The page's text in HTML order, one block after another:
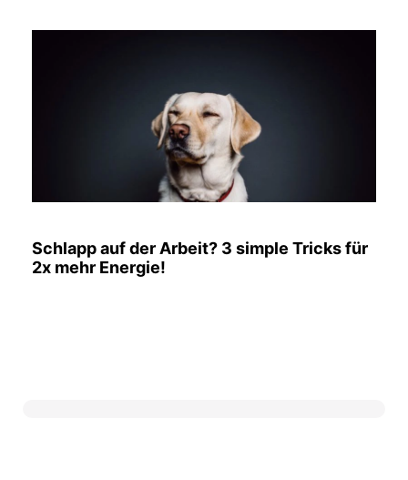
Schlapp auf der Arbeit? 3 simple Tricks für
2x mehr Energie!